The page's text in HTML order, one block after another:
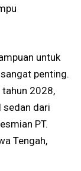
untuk
penting.
tahun 2028,
sedan dari
PT.
Tengah,